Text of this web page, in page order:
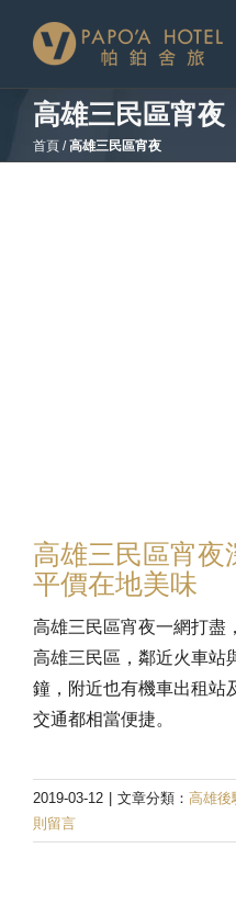
高雄三民區宵夜
首頁 /高雄三民區宵夜
高雄三民區宵夜
平價在地美味
高雄三民區宵夜一網打盡
高雄三民區，鄰近火車站
鐘，附近也有機車出租站
交通都相當便捷。
2019-03-12 文章分類： 高雄後
則留言